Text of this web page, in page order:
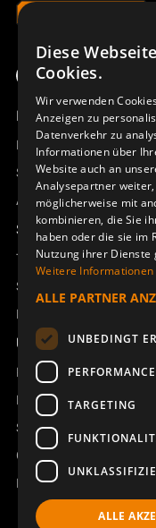
Produktübersicht
Remotus
Sesam
Access_Ctrl
Support
Technischer Support
Service buchen
Handbücher und
Über Åkerströms
Kontakt
Neuigkeiten
Sicherheit und
Geschäftsbedingungen
REACH
Diese
Cookies.
Wir verwenden
Anzeigen zu
Datenverkehr zu
Informationen über
Website auch an
Analysepartner
möglicherweise mit
kombinieren, die Sie
haben oder die sie im
Nutzung ihrer Dienste
Weitere Informationen
ALLE PARTNER
UNBEDINGT
PERFORMANCE
TARGETING
ALLE